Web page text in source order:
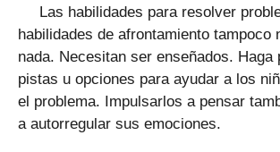
Las habilidades para resolver
habilidades de afrontamiento tampoco
nada. Necesitan ser enseñados. Haga
pistas u opciones para ayudar a los
el problema. Impulsarlos a pensar
a autorregular sus emociones.